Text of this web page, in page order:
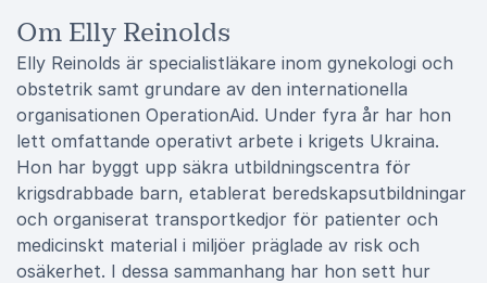
Om Elly Reinolds
Elly Reinolds är specialistläkare inom gynekologi och
obstetrik samt grundare av den internationella
organisationen OperationAid. Under fyra år har hon
lett omfattande operativt arbete i krigets Ukraina.
Hon har byggt upp säkra utbildningscentra för
krigsdrabbade barn, etablerat beredskapsutbildningar
och organiserat transportkedjor för patienter och
medicinskt material i miljöer präglade av risk och
osäkerhet. I dessa sammanhang har hon sett hur